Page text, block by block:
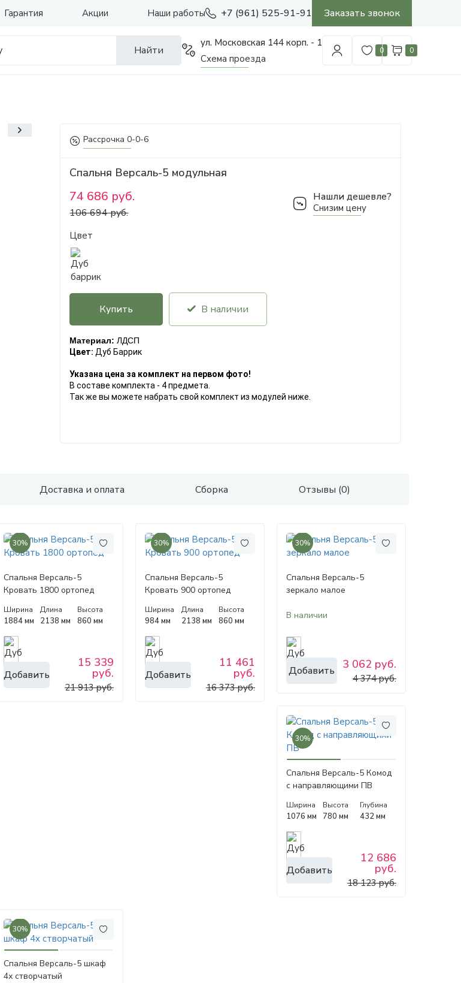
Гарантия Наши работы
Акции +7 (961) 525-91-91 Заказать звонок
Найти
ул. Московская 144 корп. - 1
Схема проезда
0 0
Рассрочка 0-0-6
Спальня Версаль-5 модульная
74 686 руб.
106 694 руб.
Нашли дешевле?
Снизим цену
Цвет
Купить В наличии
Материал:ЛДСП
Цвет: Дуб Баррик
Указана цена за комплект на первом фото!
В составе комплекта - 4 предмета.
Так же вы можете набрать свой комплект из модулей ниже.
Доставка и оплата Сборка Отзывы (0)
30%
Спальня Версаль-5
Кровать 1800 ортопед
Ширина
1884 мм
Длина
2138 мм
Высота
860 мм
Добавить
15 339
руб.
21 913 руб.
30%
Спальня Версаль-5
Кровать 900 ортопед
Ширина
984 мм
Длина
2138 мм
Высота
860 мм
Добавить
11 461
руб.
16 373 руб.
30%
Спальня Версаль-5
зеркало малое
В наличии
Добавить 3 062 руб.
4 374 руб.
30%
Спальня Версаль-5 Комод
с направляющими ПВ
Ширина
1076 мм
Высота
780 мм
Глубина
432 мм
Добавить
12 686
руб.
18 123 руб.
30%
Спальня Версаль-5 шкаф
4х створчатый